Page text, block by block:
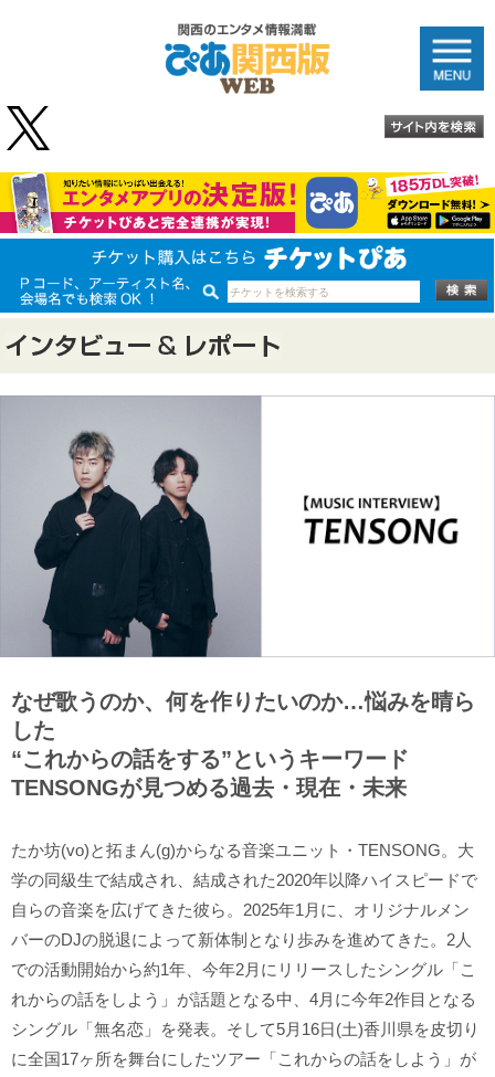
なぜ歌うのか、何を作りたいのか…悩みを晴ら
した
“これからの話をする”というキーワード
TENSONGが見つめる過去・現在・未来
たか坊(vo)と拓まん(g)からなる音楽ユニット・TENSONG。大
学の同級生で結成され、結成された2020年以降ハイスピードで
自らの音楽を広げてきた彼ら。2025年1月に、オリジナルメン
バーのDJの脱退によって新体制となり歩みを進めてきた。2人
での活動開始から約1年、今年2月にリリースしたシングル「こ
れからの話をしよう」が話題となる中、4月に今年2作目となる
シングル「無名恋」を発表。そして5月16日(土)香川県を皮切り
に全国17ヶ所を舞台にしたツアー「これからの話をしよう」が